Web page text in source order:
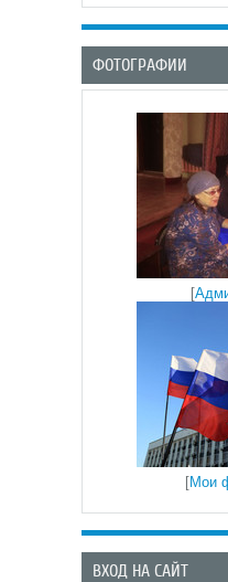
ФОТОГРАФИИ
[
[Мои
ВХОД НА САЙТ